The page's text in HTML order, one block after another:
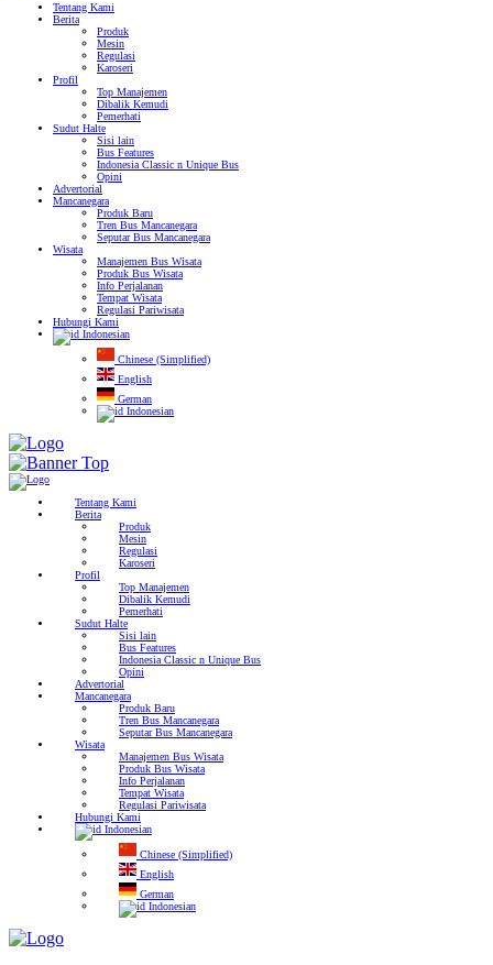
Tentang Kami
Berita
Produk
Mesin
Regulasi
Karoseri
Profil
Top Manajemen
Dibalik Kemudi
Pemerhati
Sudut Halte
Sisi lain
Bus Features
Indonesia Classic n Unique Bus
Opini
Advertorial
Mancanegara
Produk Baru
Tren Bus Mancanegara
Seputar Bus Mancanegara
Wisata
Manajemen Bus Wisata
Produk Bus Wisata
Info Perjalanan
Tempat Wisata
Regulasi Pariwisata
Hubungi Kami
Indonesian
Chinese (Simplified)
English
German
Indonesian
Tentang Kami
Berita
Produk
Mesin
Regulasi
Karoseri
Profil
Top Manajemen
Dibalik Kemudi
Pemerhati
Sudut Halte
Sisi lain
Bus Features
Indonesia Classic n Unique Bus
Opini
Advertorial
Mancanegara
Produk Baru
Tren Bus Mancanegara
Seputar Bus Mancanegara
Wisata
Manajemen Bus Wisata
Produk Bus Wisata
Info Perjalanan
Tempat Wisata
Regulasi Pariwisata
Hubungi Kami
Indonesian
Chinese (Simplified)
English
German
Indonesian